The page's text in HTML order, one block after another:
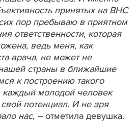
принятых на ВНС
пор пребываю в приятном
ответственности, которая
ведь меня, как
врача, не может не
страны в ближайшие
к построению такого
каждый молодой человек
потенциал. И не зря
нас, –отметила девушка.